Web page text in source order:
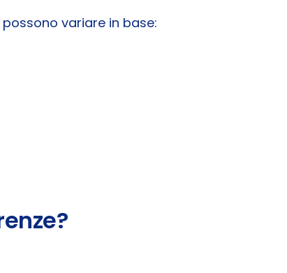
variare in base: